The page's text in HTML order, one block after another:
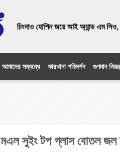
চিংদাও হোশিন জয়ে আই অ্যান্ড এম সিও,
আমাদের সম্বন্ধে কারখানা পরিদর্শন গুণমান
সুইং টপ গ্লাস বোতল জল